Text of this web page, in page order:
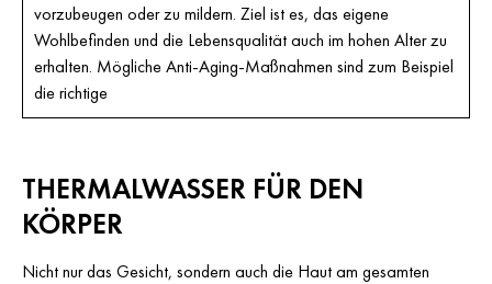
vorzubeugen oder zu mildern. Ziel ist es, das eigene
Wohlbefinden und die Lebensqualität auch im hohen Alter zu
erhalten. Mögliche Anti-Aging-Maßnahmen sind zum Beispiel
die richtige
THERMALWASSER FÜR DEN
KÖRPER
Nicht nur das Gesicht, sondern auch die Haut am gesamten